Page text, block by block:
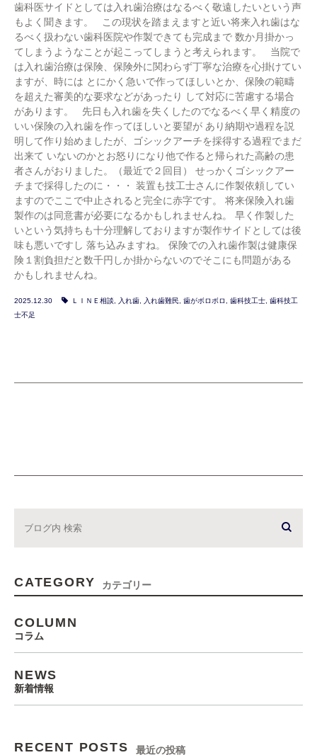
歯科医サイドとしては入れ歯治療はなるべく敬遠したいという声
もよく聞きます。 この現状を踏まえますと近い将来入れ歯はな
るべく扱わない歯科医院や作製できても完成まで 数か月掛かっ
てしまうようなことが起こってしまうと考えられます。 当院で
は入れ歯治療は保険、保険外に関わらず丁寧な治療を心掛けてい
ますが、時には とにかく急いで作ってほしいとか、保険の範疇
を超えた審美的な要求などがあったり して対応に苦慮する場合
があります。 先日も入れ歯を失くしたのでなるべく早く精度の
いい保険の入れ歯を作ってほしいと要望が あり納期や過程を説
明して作り始めましたが、ゴシックアーチを採得する過程でまだ
出来て いないのかとお怒りになり他で作ると帰られた高齢の患
者さんがおりました。（最近で２回目） せっかくゴシックアー
チまで採得したのに・・・ 装置も技工士さんに作製依頼してい
ますのでここで中止されると完全に赤字です。 将来保険入れ歯
製作のは同意書が必要になるかもしれませんね。 早く作製した
いという気持ちも十分理解しておりますが製作サイドとしては後
味も悪いですし 落ち込みますね。 保険での入れ歯作製は健康保
険１割負担だと数千円しか掛からないのでそこにも問題がある
かもしれませんね。
2025.12.30 ＬＩＮＥ相談 入れ歯 入れ歯難民 歯がボロボロ 歯科技工士 歯科技工
士不足
CATEGORY カテゴリー
COLUMN
コラム
NEWS
新着情報
RECENT POSTS 最近の投稿